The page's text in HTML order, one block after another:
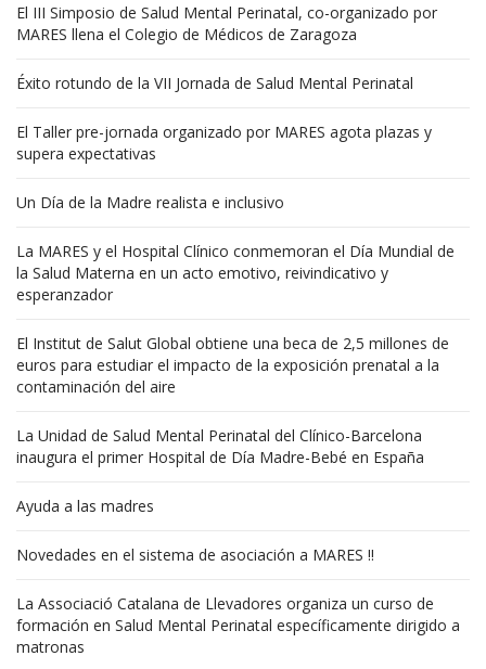
El III Simposio de Salud Mental Perinatal, co-organizado por
MARES llena el Colegio de Médicos de Zaragoza
Éxito rotundo de la VII Jornada de Salud Mental Perinatal
El Taller pre-jornada organizado por MARES agota plazas y
supera expectativas
Un Día de la Madre realista e inclusivo
La MARES y el Hospital Clínico conmemoran el Día Mundial de
la Salud Materna en un acto emotivo, reivindicativo y
esperanzador
El Institut de Salut Global obtiene una beca de 2,5 millones de
euros para estudiar el impacto de la exposición prenatal a la
contaminación del aire
La Unidad de Salud Mental Perinatal del Clínico-Barcelona
inaugura el primer Hospital de Día Madre-Bebé en España
Ayuda a las madres
Novedades en el sistema de asociación a MARES !!
La Associació Catalana de Llevadores organiza un curso de
formación en Salud Mental Perinatal específicamente dirigido a
matronas